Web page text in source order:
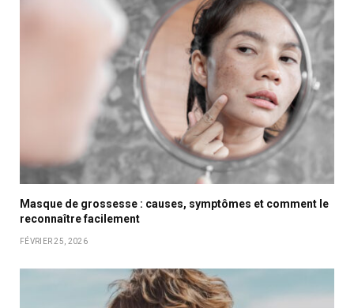
Masque de grossesse : causes, symptômes et comment le
reconnaître facilement
FÉVRIER 25, 2026